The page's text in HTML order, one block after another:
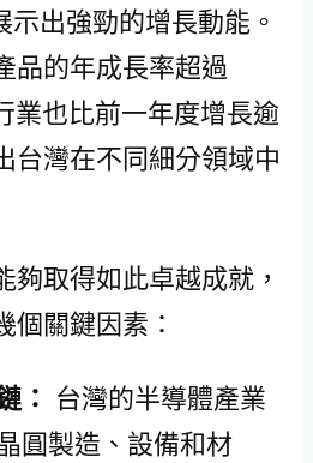
出強勁的增長動能。
品的年成長率超過
業也比前一年度增長逾
台灣在不同細分領域中
夠取得如此卓越成就，
個關鍵因素：
： 台灣的半導體產業
圓製造、設備和材